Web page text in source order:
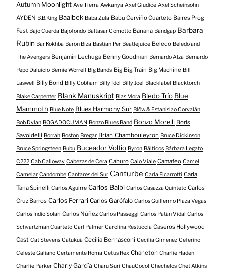
Autumn Moonlight Ave Tierra Awkanya Axel Giudice Axel Scheinsohn
AYDEN B.B.King Baalbek Baba Zula Babu Cerviño Cuarteto Baires Prog
Fest Bajo Cuerda Bajofondo Baltasar Comotto Banana Bandgap Barbara
Rubin Bar Kokhba Barón Biza Bastian Per Beatlejuice Beledo Beledo and
The Avengers Benjamin Lechuga Benny Goodman Bernardo Alza Bernardo
Pepo Daluicio Bernie Worrell Big Bands Big Big Train Big Machine Bill
Laswell
Billy Bond Billy Cobham Billy Idol Billy Joel Blacklabél Blacktorch
Blake Carpenter Blank Manuskript Blas Mora Bledo Trío Blue
Mammoth Blue Note Blues Harmony Sur Blöw & Estanislao Corvalán
Bob Dylan BOGADOCUMAN Bonzo Blues Band Bonzo Morelli Boris
Savoldelli Borrah Boston Bregar Brian Chambouleyron Bruce Dickinson
Bruce Springsteen Bubu Buceador Voltio Byron Bálticos Bárbara Legato
C222 Cab Calloway Cabezas de Cera Caburo Caio Viale Camafeo Camel
Camelar Candombe Cantares del Sur Canturbe Carla Ficarrotti Carla
Tana Spinelli Carlos Aguirre Carlos Balbi Carlos Casazza Quinteto Carlos
Cruz Barros Carlos Ferrari Carlos Garófalo Carlos Guillermo Plaza Vegas
Carlos Indio Solari Carlos Núñez Carlos Passeggi Carlos Patán Vidal Carlos
Schvartzman Cuarteto Carl Palmer Carolina Restuccia Caseros Hollywood
Cast Cat Stevens Catukuá Cecilia Bernasconi Cecilia Gimenez Ceferino
Celeste Galiano Certamente Roma Cetus Rex Chaneton Charlie Haden
Charlie Parker Charly García Charu Suri ChauCoco! Chechelos Chet Atkins